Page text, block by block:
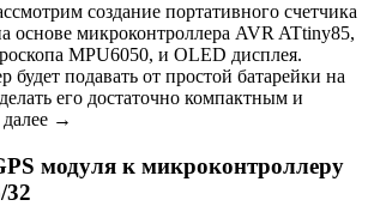
создание портативного счетчика
основе микроконтроллера AVR ATtiny85,
MPU6050, и OLED дисплея.
подавать от простой батарейки на
его достаточно компактным и
→
модуля к микроконтроллеру
32